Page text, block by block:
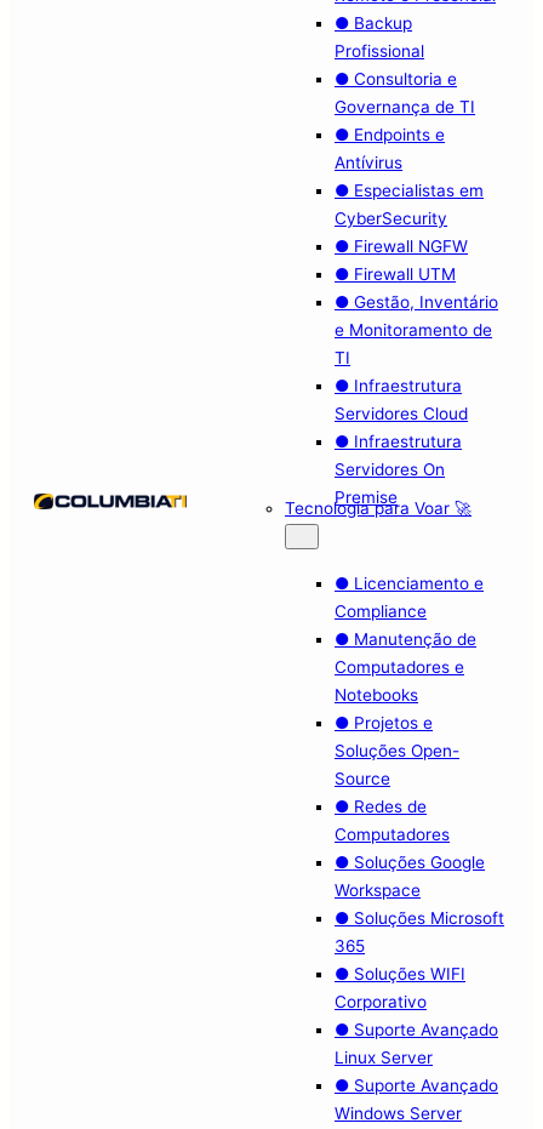
● Backup
Profissional
● Consultoria e
Governança de TI
● Endpoints e
Antívirus
● Especialistas em
CyberSecurity
● Firewall NGFW
● Firewall UTM
● Gestão, Inventário
e Monitoramento de
TI
● Infraestrutura
Servidores Cloud
● Infraestrutura
Servidores On
Premise
Tecnologia para Voar 🚀
● Licenciamento e
Compliance
● Manutenção de
Computadores e
Notebooks
● Projetos e
Soluções Open-
Source
● Redes de
Computadores
● Soluções Google
Workspace
● Soluções Microsoft
365
● Soluções WIFI
Corporativo
● Suporte Avançado
Linux Server
● Suporte Avançado
Windows Server